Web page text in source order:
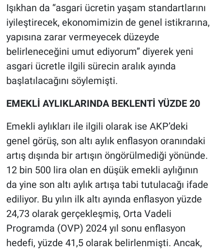
Işıkhan da “asgari ücretin yaşam standartlarını
iyileştirecek, ekonomimizin de genel istikrarına,
yapısına zarar vermeyecek düzeyde
belirleneceğini umut ediyorum” diyerek yeni
asgari ücretle ilgili sürecin aralık ayında
başlatılacağını söylemişti.
EMEKLİ AYLIKLARINDA BEKLENTİ YÜZDE 20
Emekli aylıkları ile ilgili olarak ise AKP’deki
genel görüş, son altı aylık enflasyon oranındaki
artış dışında bir artışın öngörülmediği yönünde.
12 bin 500 lira olan en düşük emekli aylığının
da yine son altı aylık artışa tabi tutulacağı ifade
ediliyor. Bu yılın ilk altı ayında enflasyon yüzde
24,73 olarak gerçekleşmiş, Orta Vadeli
Programda (OVP) 2024 yıl sonu enflasyon
hedefi, yüzde 41,5 olarak belirlenmişti. Ancak,